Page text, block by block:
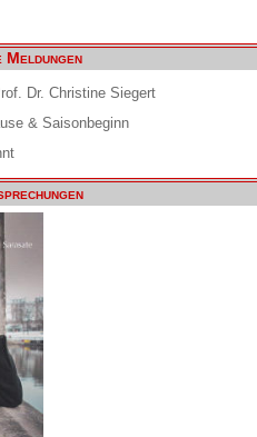
Dr. Christine Siegert
& Saisonbeginn